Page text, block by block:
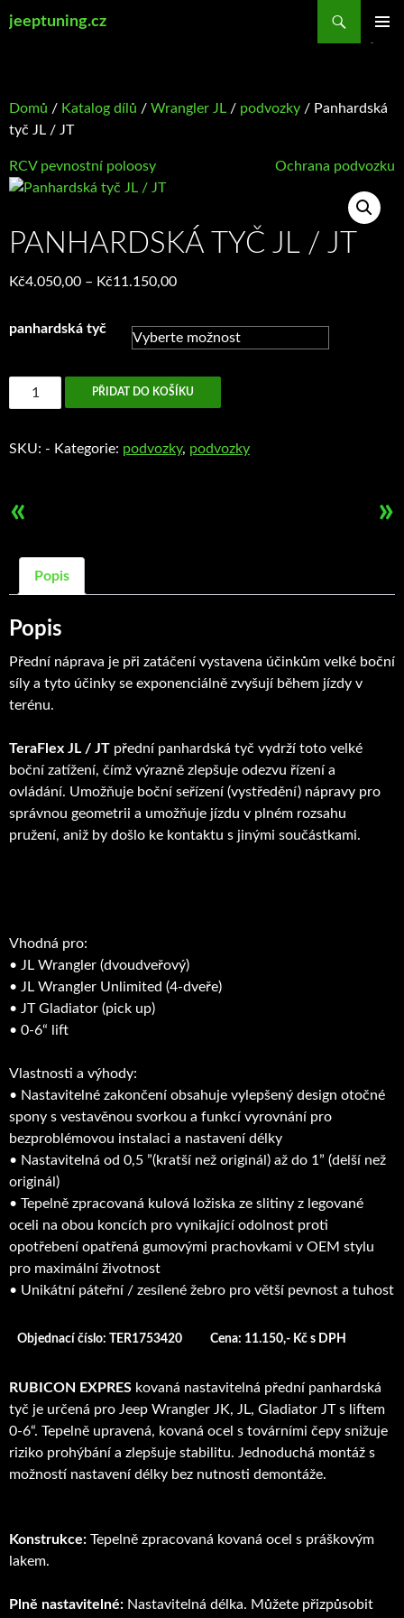
jeeptuning.cz
Domů / Katalog dílů / Wrangler JL / podvozky / Panhardská
tyč JL / JT
RCV pevnostní poloosy Ochrana podvozku
PANHARDSKÁ TYČ JL / JT
Kč4.050,00 – Kč11.150,00Rozpětí
Kč4.050,00
až
panhardská tyč
Panhardská
tyč
/
PŘIDAT DO KOŠÍKU
SKU: - Kategorie: podvozky, podvozky
« »
Popis
Popis
Přední náprava je při zatáčení vystavena účinkům velké boční
síly a tyto účinky se exponenciálně zvyšují během jízdy v
terénu.
TeraFlex JL / JT přední panhardská tyč vydrží toto velké
boční zatížení, čímž výrazně zlepšuje odezvu řízení a
ovládání. Umožňuje boční seřízení (vystředění) nápravy pro
správnou geometrii a umožňuje jízdu v plném rozsahu
pružení, aniž by došlo ke kontaktu s jinými součástkami.
Vhodná pro:
• JL Wrangler (dvoudveřový)
• JL Wrangler Unlimited (4-dveře)
• JT Gladiator (pick up)
• 0-6“ lift
Vlastnosti a výhody:
• Nastavitelné zakončení obsahuje vylepšený design otočné
spony s vestavěnou svorkou a funkcí vyrovnání pro
bezproblémovou instalaci a nastavení délky
• Nastavitelná od 0,5 ”(kratší než originál) až do 1” (delší než
originál)
• Tepelně zpracovaná kulová ložiska ze slitiny z legované
oceli na obou koncích pro vynikající odolnost proti
opotřebení opatřená gumovými prachovkami v OEM stylu
pro maximální životnost
• Unikátní páteřní / zesílené žebro pro větší pevnost a tuhost
Objednací číslo: TER1753420 Cena: 11.150,- Kč s DPH
RUBICON EXPRES kovaná nastavitelná přední panhardská
tyč je určená pro Jeep Wrangler JK, JL, Gladiator JT s liftem
0-6“. Tepelně upravená, kovaná ocel s továrními čepy snižuje
riziko prohýbání a zlepšuje stabilitu. Jednoduchá montáž s
možností nastavení délky bez nutnosti demontáže.
Konstrukce: Tepelně zpracovaná kovaná ocel s práškovým
lakem.
Plně nastavitelné: Nastavitelná délka. Můžete přizpůsobit